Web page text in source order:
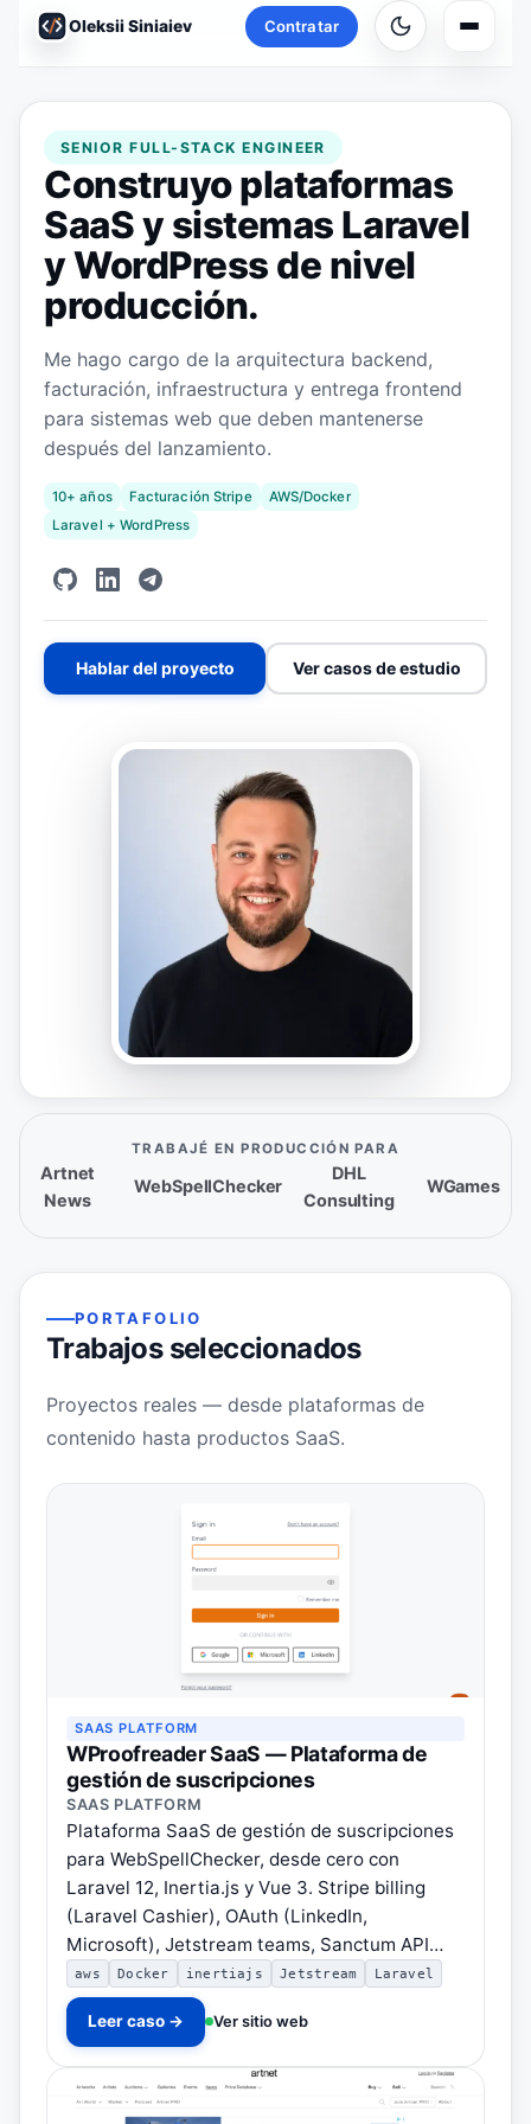
Oleksii Siniaiev Contratar
SENIOR FULL-STACK ENGINEER
Construyo plataformas
SaaS y sistemas Laravel
y WordPress de nivel
producción.
Me hago cargo de la arquitectura backend,
facturación, infraestructura y entrega frontend
para sistemas web que deben mantenerse
después del lanzamiento.
10+ años Facturación Stripe
AWS/Docker
Laravel + WordPress
Hablar del proyecto Ver casos de estudio
TRABAJÉ EN PRODUCCIÓN PARA
Artnet
News
WebSpellChecker
DHL
Consulting
WGames
PORTAFOLIO
Trabajos seleccionados
Proyectos reales — desde plataformas de
contenido hasta productos SaaS.
SAAS PLATFORM
WProofreader SaaS — Plataforma de
gestión de suscripciones
SAAS PLATFORM
Plataforma SaaS de gestión de suscripciones
para WebSpellChecker, desde cero con
Laravel 12, Inertia.js y Vue 3. Stripe billing
(Laravel Cashier), OAuth (LinkedIn,
Microsoft), Jetstream teams, Sanctum API…
aws Docker inertiajs Jetstream Laravel
Leer caso → Ver sitio web